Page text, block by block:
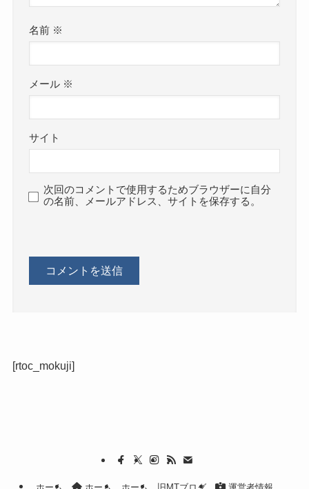
名前 ※
メール ※
サイト
次回のコメントで使用するためブラウザーに自分
の名前、メールアドレス、サイトを保存する。
[rtoc_mokuji]